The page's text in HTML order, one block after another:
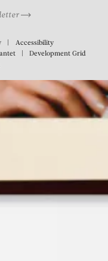
Accessibility
DevelopmentGrid